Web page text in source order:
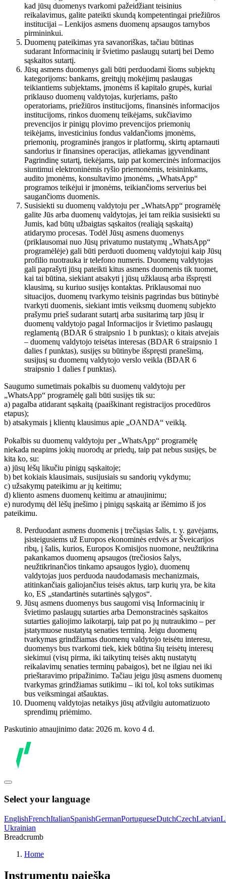
kad jūsų duomenys tvarkomi pažeidžiant teisinius
reikalavimus, galite pateikti skundą kompetentingai priežiūros
institucijai – Lenkijos asmens duomenų apsaugos tarnybos
pirmininkui.
Duomenų pateikimas yra savanoriškas, tačiau būtinas
sudarant Informacinių ir švietimo paslaugų sutartį bei Demo
sąskaitos sutartį.
Jūsų asmens duomenys gali būti perduodami šioms subjektų
kategorijoms: bankams, greitųjų mokėjimų paslaugas
teikiantiems subjektams, įmonėms iš kapitalo grupės, kuriai
priklauso duomenų valdytojas, kurjeriams, pašto
operatoriams, priežiūros institucijoms, finansinės informacijos
institucijoms, rinkos duomenų teikėjams, sukčiavimo
prevencijos ir pinigų plovimo prevencijos priemonių
teikėjams, investicinius fondus valdančioms įmonėms,
priemonių, programinės įrangos ir platformų, skirtų aptarnauti
sandorius ir finansines operacijas, atliekamas įgyvendinant
Pagrindinę sutartį, tiekėjams, taip pat komercinės informacijos
siuntimui elektroninėmis ryšio priemonėmis, teisininkams,
audito įmonėms, konsultavimo įmonėms, „WhatsApp“
programos teikėjui ir įmonėms, teikiančioms serverius bei
saugančioms duomenis.
Susisiekti su duomenų valdytoju per „WhatsApp“ programėlę
galite Jūs arba duomenų valdytojas, jei tam reikia susisiekti su
Jumis, kad būtų užbaigtas sąskaitos (realiąją sąskaitą)
atidarymo procesas. Todėl Jūsų asmens duomenys
(priklausomai nuo Jūsų privatumo nustatymų „WhatsApp“
programėlėje) gali būti perduoti duomenų valdytojui kaip Jūsų
profilio nuotrauka ir telefono numeris. Duomenų valdytojas
gali paprašyti jūsų pateikti kitus asmens duomenis tik tuomet,
kai tai būtina, siekiant atsakyti į jūsų užklausą arba išspręsti
klausimą, su kuriuo susijęs kontaktas. Priklausomai nuo
situacijos, duomenų tvarkymo teisinis pagrindas bus būtinybė
tvarkyti duomenis, siekiant imtis veiksmų duomenų subjekto
prašymu prieš sudarant sutartį arba susitarimą tarp jūsų ir
duomenų valdytojo pagal Informacijos ir švietimo paslaugų
reglamentą (BDAR 6 straipsnio 1 b punktas); o kitais atvejais
– duomenų valdytojo teisėtas interesas (BDAR 6 straipsnio 1
dalies f punktas), susijęs su būtinybe išspręsti pranešimą,
susijusį su duomenų valdytojo verslo veikla (BDAR 6
straipsnio 1 dalies f punktas).
Saugumo sumetimais pokalbis su duomenų valdytoju per
„WhatsApp“ programėlę gali būti susijęs tik su:
a) pagalba atidarant sąskaitą (paaiškinant registracijos procedūros
etapus);
b) atsakymais į klientų klausimus apie „OANDA“ veiklą.
Pokalbis su duomenų valdytoju per „WhatsApp“ programėlę
niekada neapims jokių nuorodų ar priedų, taip pat nebus susijęs, be
kita ko, su:
a) jūsų lėšų likučiu pinigų sąskaitoje;
b) bet kokiais klausimais, susijusiais su sandorių vykdymu;
c) užsakymų pateikimu ar jų keitimu;
d) kliento asmens duomenų keitimu ar atnaujinimu;
e) nurodymų dėl lėšų įnešimo į pinigų sąskaitą ar išėmimo iš jos
pateikimu.
Perduodant asmens duomenis į trečiąsias šalis, t. y. gavėjams,
įsisteigusiems už Europos ekonominės erdvės ar Šveicarijos
ribų, į šalis, kurios, Europos Komisijos nuomone, neužtikrina
pakankamos duomenų apsaugos (trečiosios šalys,
neužtikrinančios tinkamo apsaugos lygio), duomenų
valdytojas juos perduoda naudodamasis mechanizmais,
atitinkančiais galiojančius teisės aktus, tarp kurių yra, be kita
ko, ES „standartinės sutartinės sąlygos“.
Jūsų asmens duomenys bus saugomi visą Informacinių ir
švietimo paslaugų sutarties arba Demonstracinės sąskaitos
sutarties galiojimo laikotarpį, taip pat po jų nutraukimo – per
įstatymuose nustatytą senaties terminą. Jeigu duomenų
tvarkymas grindžiamas duomenų valdytojo teisėtu interesu,
duomenys bus tvarkomi tiek, kiek būtina šių teisėtų interesų
siekimui (visų pirma, iki taikytinų teisės aktų nustatytų
reikalavimų senaties terminų pabaigos), bet ne ilgiau nei iki
prieštaravimo pripažinimo. Tačiau jeigu jūsų asmens duomenų
tvarkymas grindžiamas sutikimu – iki tol, kol toks sutikimas
bus veiksmingai atšauktas.
Duomenų valdytojas netaikys jūsų atžvilgiu automatizuoto
sprendimų priėmimo.
Paskutinio atnaujinimo data: 2026 m. kovo 4 d.
Select your language
EnglishFrenchItalianSpanishGermanPortugueseDutchCzechLatvian
Ukrainian
Breadcrumb
Home
Instrumentų paieška